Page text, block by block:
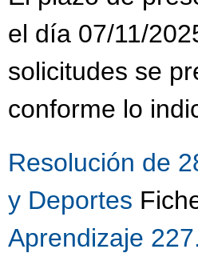
el día 07/11/
solicitudes se
conforme lo
Resolución de
y Deportes
Aprendizaje